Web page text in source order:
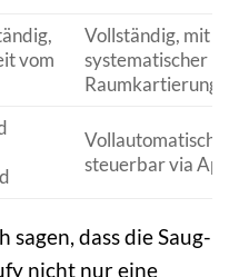
vom
Vollständig, mit
systematischer
Raumkartierung
Vollautomatisch,
steuerbar via App
sagen, dass die Saug-
nicht nur eine